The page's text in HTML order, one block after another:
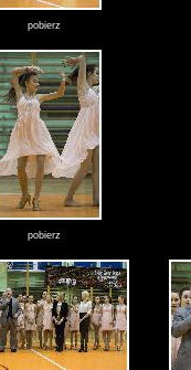
pobierz
pobierz